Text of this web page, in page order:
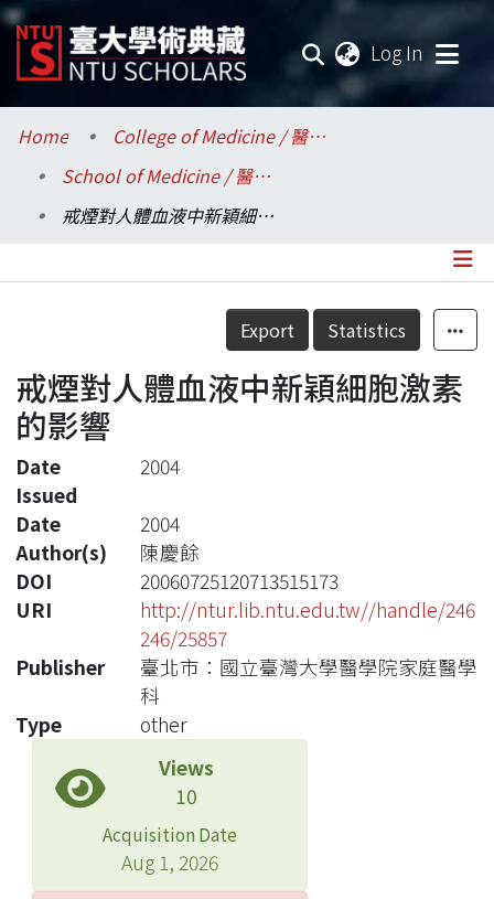
Log In
Communities & Collections
Research Outputs
Statistics
Home
College of Medicine / 醫學院
School of Medicine / 醫學系
戒煙對人體血液中新穎細胞激素的影響
Details
Export Statistics
戒煙對人體血液中新穎細胞激素
的影響
Date
Issued
2004
Date
2004
Author(s)
陳慶餘
DOI
20060725120713515173
URI
http://ntur.lib.ntu.edu.tw//handle/246
246/25857
Publisher
臺北市：國立臺灣大學醫學院家庭醫學
科
Type
other
Views
10
Acquisition Date
Aug 1, 2026